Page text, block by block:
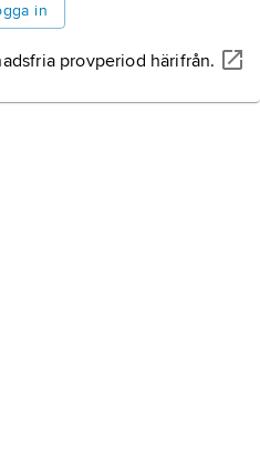
in
provperiod härifrån.